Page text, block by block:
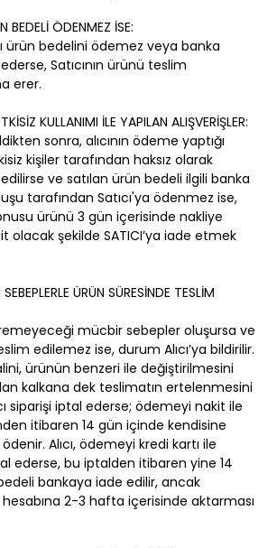
BEDELİ ÖDENMEZ İSE:
ürün bedelini ödemez veya banka
Satıcının ürünü teslim
erer.
KULLANIMI İLE YAPILAN ALIŞVERİŞLER:
sonra, alıcının ödeme yaptığı
kişiler tarafından haksız olarak
edilirse ve satılan ürün bedeli ilgili banka
tarafından Satıcı'ya ödenmez ise,
ürünü 3 gün içerisinde nakliye
olacak şekilde SATICI’ya iade etmek
ÜRÜN SÜRESİNDE TESLİM
mücbir sebepler oluşursa ve
edilemez ise, durum Alıcı’ya bildirilir.
ürünün benzeri ile değiştirilmesini
kalkana dek teslimatın ertelenmesini
siparişi iptal ederse; ödemeyi nakit ile
itibaren 14 gün içinde kendisine
Alıcı, ödemeyi kredi kartı ile
ederse, bu iptalden itibaren yine 14
bankaya iade edilir, ancak
hesabına 2-3 hafta içerisinde aktarması